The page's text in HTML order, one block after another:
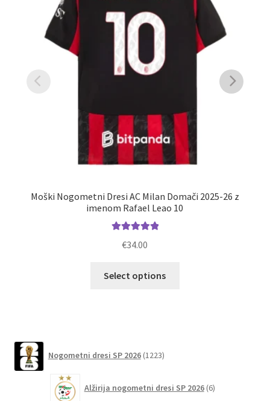
Moški Nogometni Dresi AC Milan Domači 2025-26 z
imenom Rafael Leao 10
€34.00
Select options
na
Nogometni dresi SP 2026 1223izdelkov
Alžirija nogometni dresi SP 2026 6izdelkov